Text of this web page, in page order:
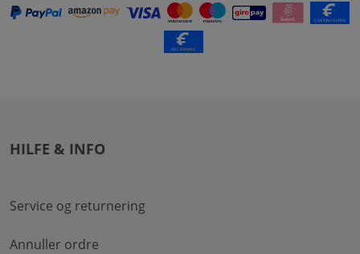
HILFE & INFO
Service og returnering
Annuller ordre